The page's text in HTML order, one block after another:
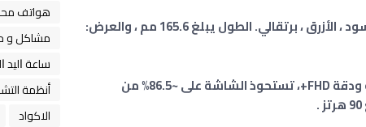
يأتي هاتف أوبو A1 5G بتصميم كلاسيكي أنيق باللون الأسود ، الأزرق ، برتقالي. الطول يبلغ 165.6 مم ، والعرض:
يحتوي الهاتف على شاشة IPS LCD كبيرة بحجم 6.72 بوصة ودقة FHD+، تستحوذ الشاشة على ~86.5% من
.
هواتف
مشاكل و
ﺳﺎﻋﺔ ﺍﻟﻴﺪ
أنظمة
الاكواد